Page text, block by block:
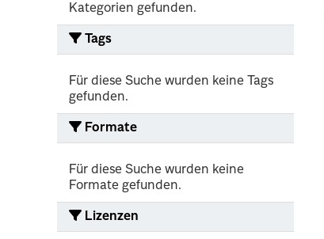
Kategorien gefunden.
Tags
Für diese Suche wurden keine Tags
gefunden.
Formate
Für diese Suche wurden keine
Formate gefunden.
Lizenzen